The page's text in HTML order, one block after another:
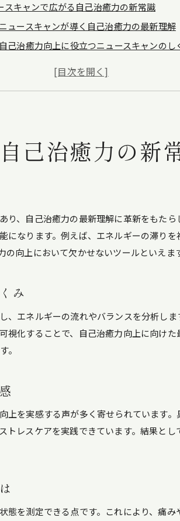
スキャンで広がる自己治癒力の新常識
ニュースキャンが導く自己治癒力の最新理解
自己治癒力向上に役立つニュースキャンのし
ニュースキャン活用で変わる自己治癒力の実感
癒力を高める自然療法の魅力に迫る
自然療法とニュースキャンで高まる自己治癒
自己治癒力を活かす自然療法の選び方とは
自然療法と自己治癒力の相乗効果を体験する
ュースキャンとの併用で広がる自己治癒力
自己治癒力向上に必要なニュースキャンの役割
自然治癒力を高める生活習慣のポイント
ニュースキャンと自己治癒力の相互作用を探
己治癒力アップのための継続的な工夫とは
ニュースキャンで自然治癒力が変わる理由
ー参加で体感する自己治癒力の変化
自己治癒力セミナーの具体的な体験内容とは
自己治癒力セミナーで得られる知見と成果
ニュースキャンの導入事例から見る自己治癒
己治癒力の新
、自己治癒力の最新理解に革新をもた
なります。例えば、エネルギーの滞り
向上において欠かせないツールといえま
み
エネルギーの流れやバランスを分析し
化することで、自己治癒力向上に向け
。
を実感する声が多く寄せられています
トレスケアを実践できています。結果と
を測定できる点です。これにより、痛